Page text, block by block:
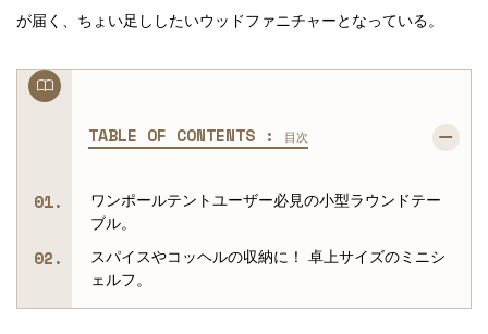
が届く、ちょい足ししたいウッドファニチャーとなっている。
TABLE OF CONTENTS : 目次
ワンポールテントユーザー必見の小型ラウンドテー
ブル。
スパイスやコッヘルの収納に！ 卓上サイズのミニシ
ェルフ。